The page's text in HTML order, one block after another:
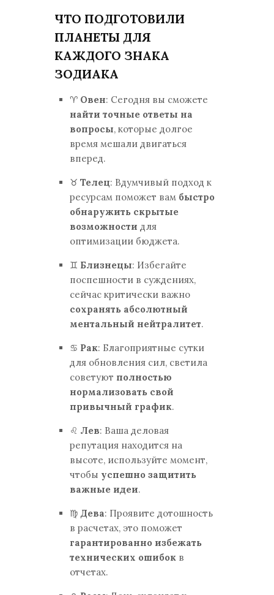
ЧТО ПОДГОТОВИЛИ
ПЛАНЕТЫ ДЛЯ
КАЖДОГО ЗНАКА
ЗОДИАКА
♈ Овен: Сегодня вы сможете
найти точные ответы на
вопросы, которые долгое
время мешали двигаться
вперед.
♉ Телец: Вдумчивый подход к
ресурсам поможет вам быстро
обнаружить скрытые
возможности для
оптимизации бюджета.
♊ Близнецы: Избегайте
поспешности в суждениях,
сейчас критически важно
сохранять абсолютный
ментальный нейтралитет.
♋ Рак: Благоприятные сутки
для обновления сил, светила
советуют полностью
нормализовать свой
привычный график.
♌ Лев: Ваша деловая
репутация находится на
высоте, используйте момент,
чтобы успешно защитить
важные идеи.
♍ Дева: Проявите дотошность
в расчетах, это поможет
гарантированно избежать
технических ошибок в
отчетах.